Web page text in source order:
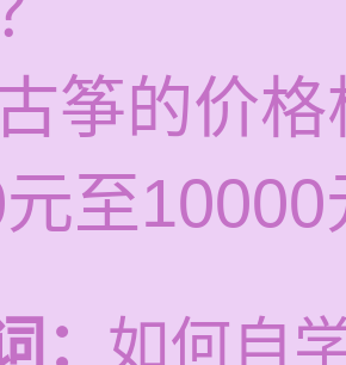
筝的价
至
： 如何自